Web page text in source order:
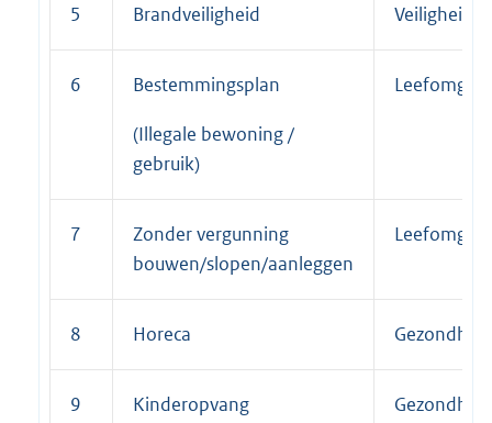
5 Brandveiligheid Veiligheid
6 Bestemmingsplan
(Illegale bewoning /
gebruik)
7
Zonder vergunning
bouwen/slopen/aanleggen
8 Horeca Gezondheid
9 Kinderopvang